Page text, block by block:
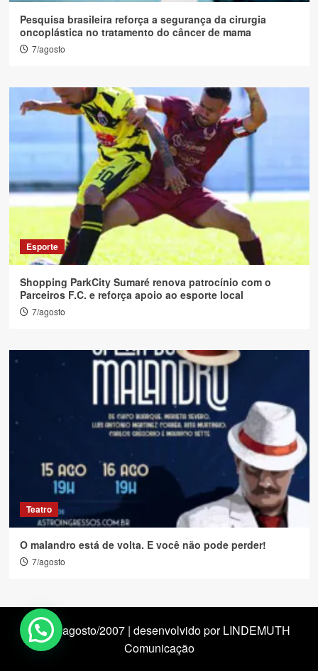
Pesquisa brasileira reforça a segurança da cirurgia
oncoplástica no tratamento do câncer de mama
7/agosto
Esporte
Shopping ParkCity Sumaré renova patrocínio com o
Parceiros F.C. e reforça apoio ao esporte local
7/agosto
Teatro
O malandro está de volta. E você não pode perder!
7/agosto
desde agosto/2007 | desenvolvido por LINDEMUTH
Comunicação